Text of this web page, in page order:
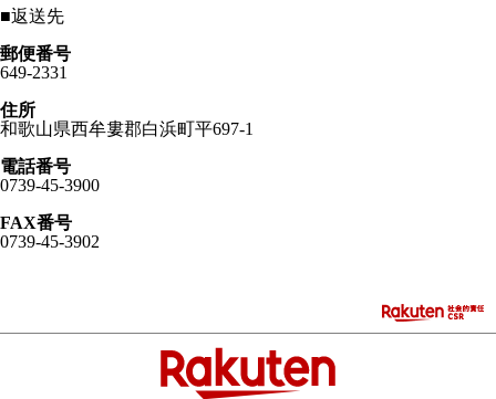
■返送先
郵便番号
649-2331
住所
和歌山県西牟婁郡白浜町平697-1
電話番号
0739-45-3900
FAX番号
0739-45-3902